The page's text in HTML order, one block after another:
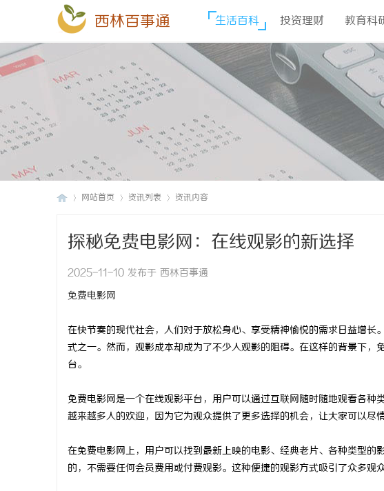
西林百事通 生活百科 投资理财 教育科
网站首页 资讯列表 资讯内容
探秘免费电影网：在线观影的新选择
2025-11-10 发布于 西林百事通
免费电影网
在快节奏的现代社会，人们对于放松身心、享受精神愉悦的需求日益增
式之一。然而，观影成本却成为了不少人观影的阻碍。在这样的背景下
台。
免费电影网是一个在线观影平台，用户可以通过互联网随时随地观看各
越来越多人的欢迎，因为它为观众提供了更多选择的机会，让大家可以尽
在免费电影网上，用户可以找到最新上映的电影、经典老片、各种类型
的，不需要任何会员费用或付费观影。这种便捷的观影方式吸引了众多观